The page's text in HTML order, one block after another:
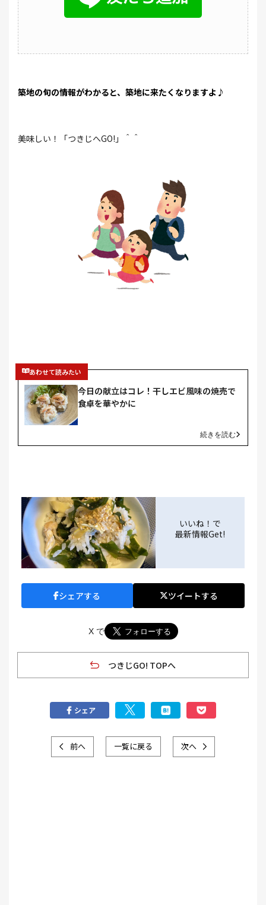
築地の旬の情報がわかると、築地に来たくなりますよ♪
美味しい！「つきじへGO!」＾＾
あわせて読みたい
今日の献立はコレ！干しエビ風味の焼売で
食卓を華やかに
続きを読む
いいね！で
最新情報Get!
シェアする ツイートする
X で
つきじGO! TOPへ
シェア
前へ 一覧に戻る 次へ